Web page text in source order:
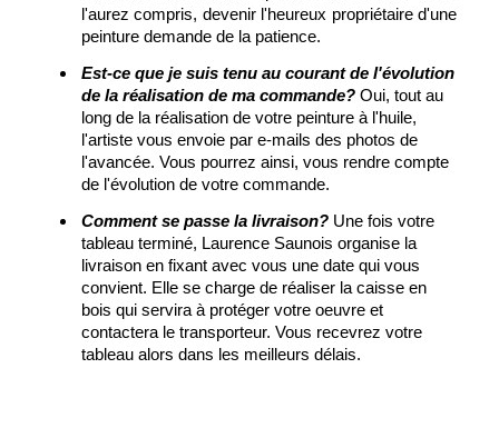
l'aurez compris, devenir l'heureux propriétaire d'une
peinture demande de la patience.
Est-ce que je suis tenu au courant de l'évolution
de la réalisation de ma commande? Oui, tout au
long de la réalisation de votre peinture à l'huile,
l'artiste vous envoie par e-mails des photos de
l'avancée. Vous pourrez ainsi, vous rendre compte
de l'évolution de votre commande.
Comment se passe la livraison? Une fois votre
tableau terminé, Laurence Saunois organise la
livraison en fixant avec vous une date qui vous
convient. Elle se charge de réaliser la caisse en
bois qui servira à protéger votre oeuvre et
contactera le transporteur. Vous recevrez votre
tableau alors dans les meilleurs délais.